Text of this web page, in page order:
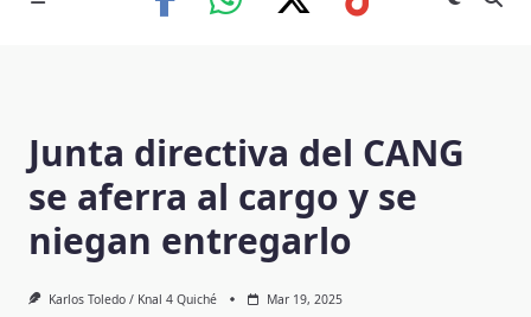
Junta directiva del CANG
se aferra al cargo y se
niegan entregarlo
Karlos Toledo / Knal 4 Quiché Mar 19, 2025